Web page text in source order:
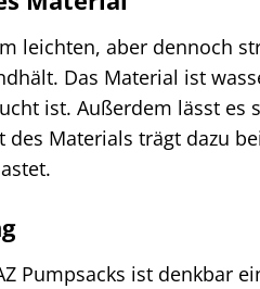
leichten, aber dennoch
Das Material ist
ist. Außerdem lässt
des Materials trägt dazu
Pumpsacks ist denkbar